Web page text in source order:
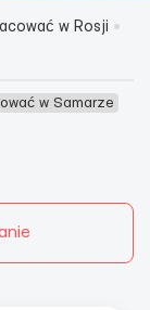
w Rosji
w Samarze